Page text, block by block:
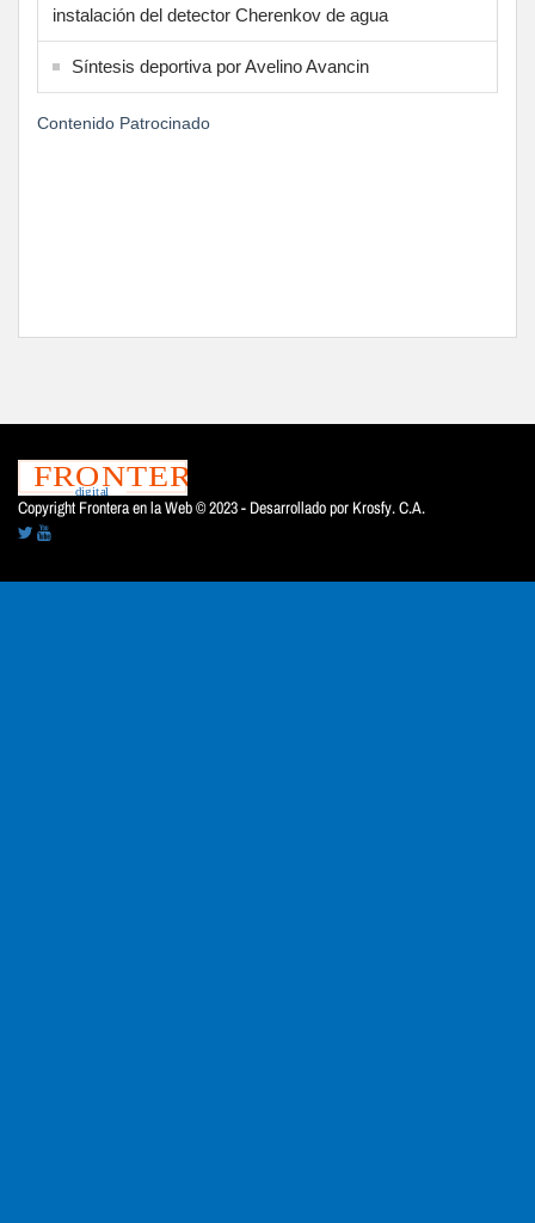
instalación del detector Cherenkov de agua
Síntesis deportiva por Avelino Avancin
Contenido Patrocinado
Copyright Frontera en la Web © 2023 - Desarrollado por Krosfy. C.A.